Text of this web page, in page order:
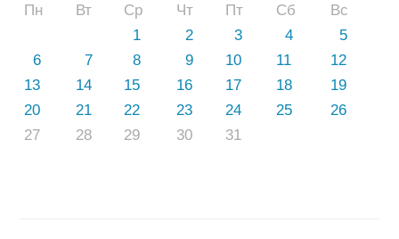
Пн Вт Ср Чт Пт Сб
Вс
1
2 3 4
5
6
7 8 9 10 11
12
13
14 15 16 17 18
19
20
21 22 23 24 25
26
27
28 29 30 31